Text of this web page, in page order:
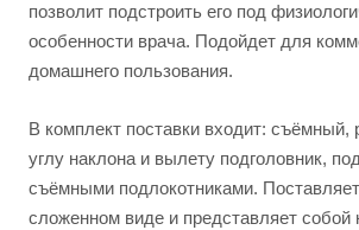
позволит подстроить его под
особенности врача. Подойдет для
домашнего пользования.
В комплект поставки входит: съёмный,
углу наклона и вылету подголовник,
съёмными подлокотниками.
сложенном виде и представляет